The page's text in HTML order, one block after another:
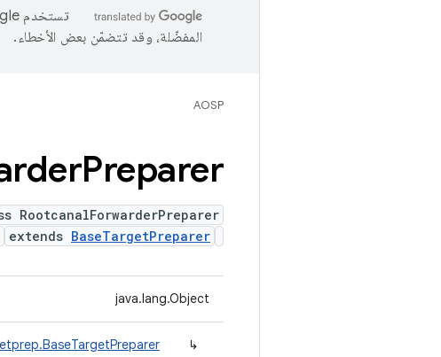
المفضّلة، وقد تتضمّن بعض الأخطاء.
AOSP
Preparer
RootcanalForwarderPreparer
extends BaseTargetPreparer
java.lang.Object
↳